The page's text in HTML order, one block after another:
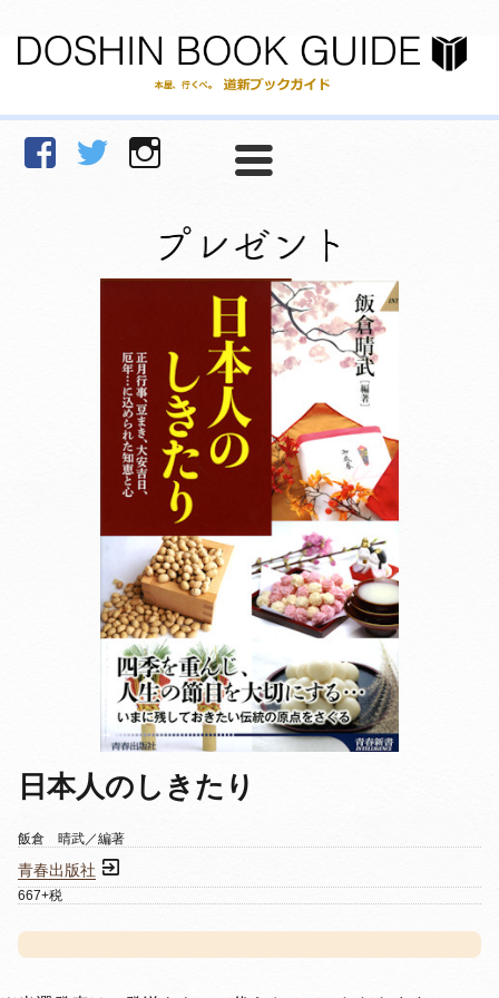
facebookTwitter Instagram
日本人のしきたり
飯倉 晴武／編著
青春出版社
667+税